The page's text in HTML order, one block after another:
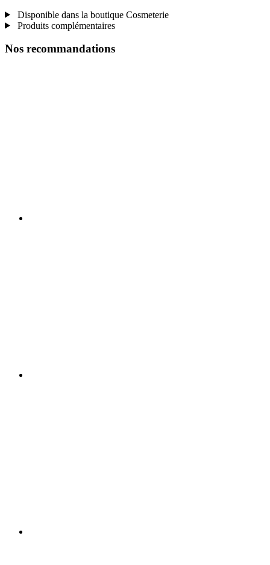
Disponible dans la boutique Cosmeterie
Produits complémentaires
Nos recommandations